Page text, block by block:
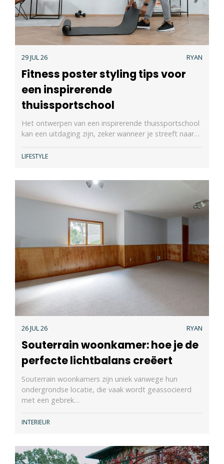
29 JUL 26 RYAN
Fitness poster styling tips voor
een inspirerende
thuissportschool
Het ontwerpen van een inspirerende thuissportschool
kan een uitdaging zijn, zeker wanneer je streeft naar…
LIFESTYLE
26 JUL 26 RYAN
Souterrain woonkamer: hoe je de
perfecte lichtbalans creëert
Souterrain woonkamers zijn uniek vanwege hun
ondergrondse locatie, die vaak wordt geassocieerd
met een gebrek…
INTERIEUR